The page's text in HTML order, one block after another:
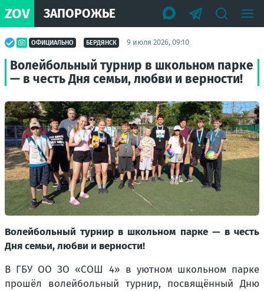
ZOV ЗАПОРОЖЬЕ
ОФИЦИАЛЬНО БЕРДЯНСК 9 июля 2026, 09:10
Волейбольный турнир в школьном парке
— в честь Дня семьи, любви и верности!
Волейбольный турнир в школьном парке — в честь
Дня семьи, любви и верности!
В ГБУ ОО ЗО «СОШ 4» в уютном школьном парке
прошёл волейбольный турнир, посвящённый Дню